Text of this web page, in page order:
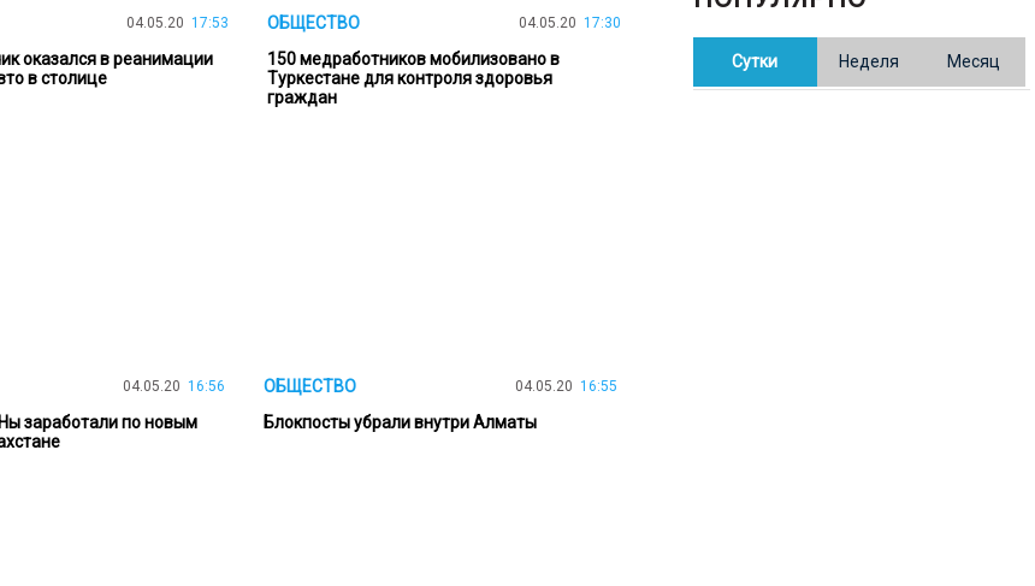
04.05.20 17:53
оказался в реанимации
в столице
ОБЩЕСТВО 04.05.20 17:30
150 медработников мобилизовано в
Туркестане для контроля здоровья
граждан
04.05.20 16:56
заработали по новым
ОБЩЕСТВО 04.05.20 16:55
Блокпосты убрали внутри Алматы
В Казахстане готовят новую
редакцию Конституции: меняется
Сутки Неделя Месяц